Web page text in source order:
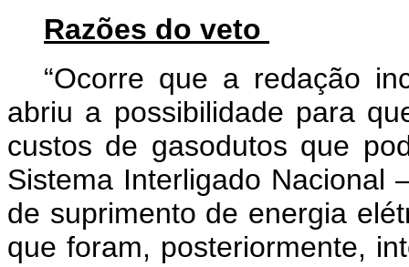
Razões do veto
“Ocorre que a redação
abriu a possibilidade para
custos de gasodutos que
Sistema Interligado Nacional
de suprimento de energia
que foram, posteriormente,